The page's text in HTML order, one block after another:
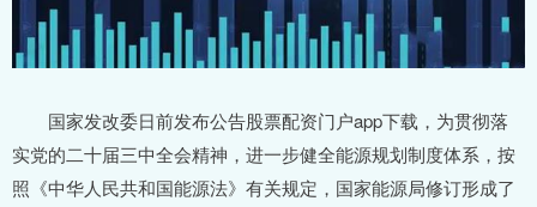
国家发改委日前发布公告股票配资门户app下载，为贯彻落
实党的二十届三中全会精神，进一步健全能源规划制度体系，按
照《中华人民共和国能源法》有关规定，国家能源局修订形成了